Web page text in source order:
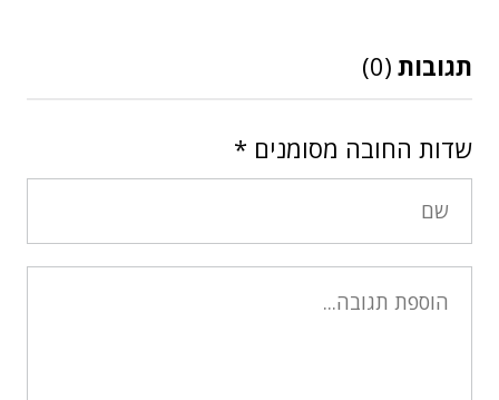
תגובות (0)
שדות החובה מסומנים *